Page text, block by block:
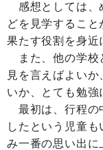
感想としては、
どを見学するこ
果たす役割を身近
また、他の学校
見を言えばよい
いか、とても勉強
最初は、行程の
したという児童
み一番の思い出に